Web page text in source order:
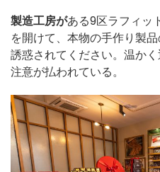
製造工房がある9区ラフィッ
を開けて、本物の手作り製
誘惑されてください。温か
注意が払われている。